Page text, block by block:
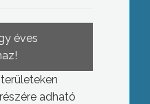
éves
adható